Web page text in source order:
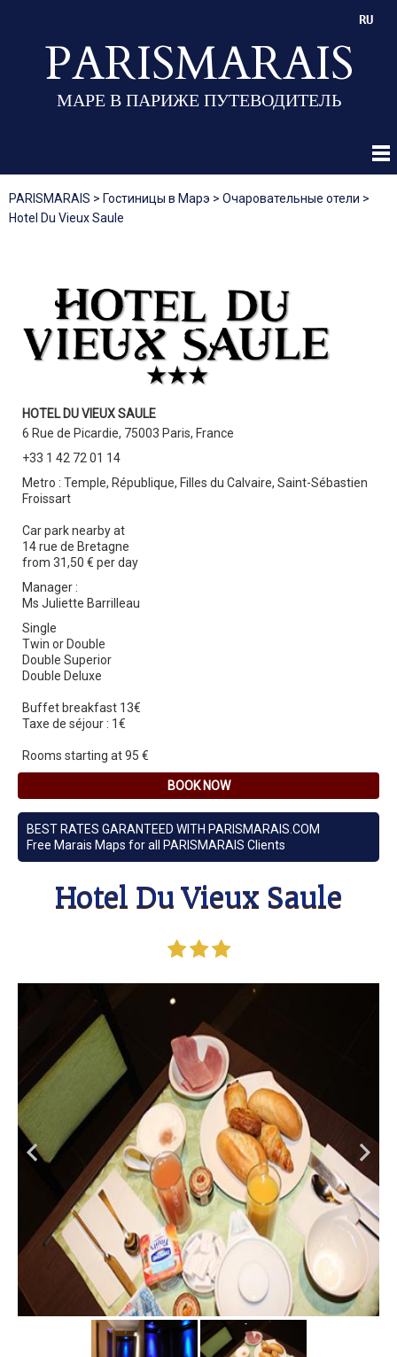
PARISMARAIS
МАРЕ В ПАРИЖЕ ПУТЕВОДИТЕЛЬ
RU
PARISMARAIS > Гостиницы в Марэ > Очаровательные отели >
Hotel Du Vieux Saule
HOTEL DU VIEUX SAULE
6 Rue de Picardie, 75003 Paris, France
+33 1 42 72 01 14
Metro : Temple, République, Filles du Calvaire, Saint-Sébastien
Froissart
Car park nearby at
14 rue de Bretagne
from 31,50 € per day
Manager :
Ms Juliette Barrilleau
Single
Twin or Double
Double Superior
Double Deluxe
Buffet breakfast 13€
Taxe de séjour : 1€
Rooms starting at 95 €
BOOK NOW
BEST RATES GARANTEED WITH PARISMARAIS.COM
Free Marais Maps for all PARISMARAIS Clients
Hotel Du Vieux Saule